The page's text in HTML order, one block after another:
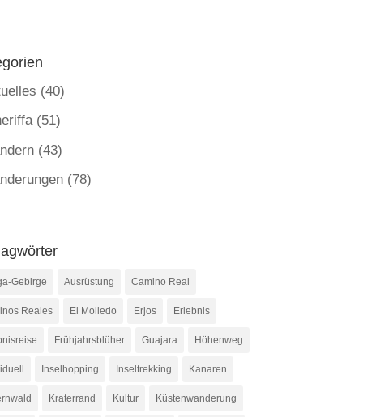
(40)
(51)
(43)
(78)
Gebirge Ausrüstung Camino Real
Reales El Molledo Erjos Erlebnis
Frühjahrsblüher Guajara Höhenweg
Inselhopping Inseltrekking Kanaren
Kraterrand Kultur Küstenwanderung